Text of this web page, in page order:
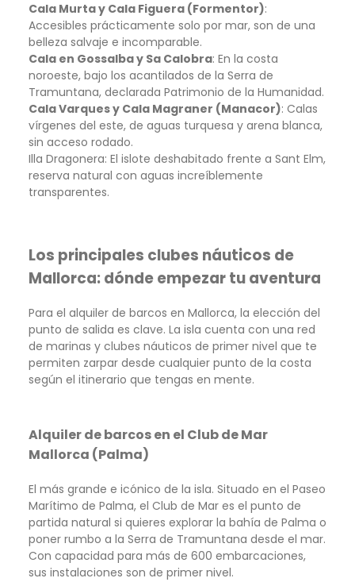
Cala Murta y Cala Figuera (Formentor):
Accesibles prácticamente solo por mar, son de una
belleza salvaje e incomparable.
Cala en Gossalba y Sa Calobra: En la costa
noroeste, bajo los acantilados de la Serra de
Tramuntana, declarada Patrimonio de la Humanidad.
Cala Varques y Cala Magraner (Manacor): Calas
vírgenes del este, de aguas turquesa y arena blanca,
sin acceso rodado.
Illa Dragonera: El islote deshabitado frente a Sant Elm,
reserva natural con aguas increíblemente
transparentes.
Los principales clubes náuticos de
Mallorca: dónde empezar tu aventura
Para el alquiler de barcos en Mallorca, la elección del
punto de salida es clave. La isla cuenta con una red
de marinas y clubes náuticos de primer nivel que te
permiten zarpar desde cualquier punto de la costa
según el itinerario que tengas en mente.
Alquiler de barcos en el Club de Mar
Mallorca (Palma)
El más grande e icónico de la isla. Situado en el Paseo
Marítimo de Palma, el Club de Mar es el punto de
partida natural si quieres explorar la bahía de Palma o
poner rumbo a la Serra de Tramuntana desde el mar.
Con capacidad para más de 600 embarcaciones,
sus instalaciones son de primer nivel.